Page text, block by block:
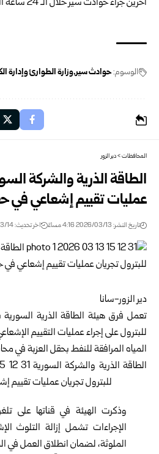
الوسوم:حوادث سير وزارة الطوارئ وإدارة
المحافظات>دير الزور
الطاقة الذرية والشركة
عمليات تقييم إشعاعي في
تاريخ النشر: 2026/03/13 4:16 مساءً اخر تحديث: 2026/03/14 4:27 مساءً
دير الزور-سانا
تعمل فرق هيئة الطاقة الذرية السورية
للبترولعلى إجراء عمليات التقييم
المياه المرافقة للنفط بحقل العزبة في
وذكرت الهيئة في قناتها على
الإجراءات تشمل إزالة التلوث
الملوثة، لضمان انطلاق العمل في